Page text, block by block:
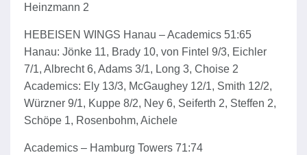
Heinzmann 2
HEBEISEN WINGS Hanau – Academics 51:65
Hanau: Jönke 11, Brady 10, von Fintel 9/3, Eichler
7/1, Albrecht 6, Adams 3/1, Long 3, Choise 2
Academics: Ely 13/3, McGaughey 12/1, Smith 12/2,
Würzner 9/1, Kuppe 8/2, Ney 6, Seiferth 2, Steffen 2,
Schöpe 1, Rosenbohm, Aichele
Academics – Hamburg Towers 71:74